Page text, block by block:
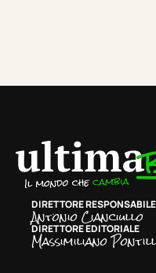
DIRETTORE RESPONSABILE
Antonio Cianciullo
DIRETTORE EDITORIALE
Massimiliano